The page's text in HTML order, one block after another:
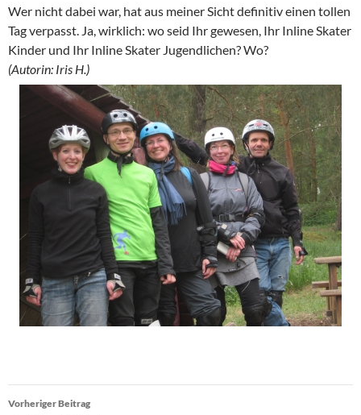
Wer nicht dabei war, hat aus meiner Sicht definitiv einen tollen
Tag verpasst. Ja, wirklich: wo seid Ihr gewesen, Ihr Inline Skater
Kinder und Ihr Inline Skater Jugendlichen? Wo?
(Autorin: Iris H.)
Beitragsnavigation
Vorheriger Beitrag